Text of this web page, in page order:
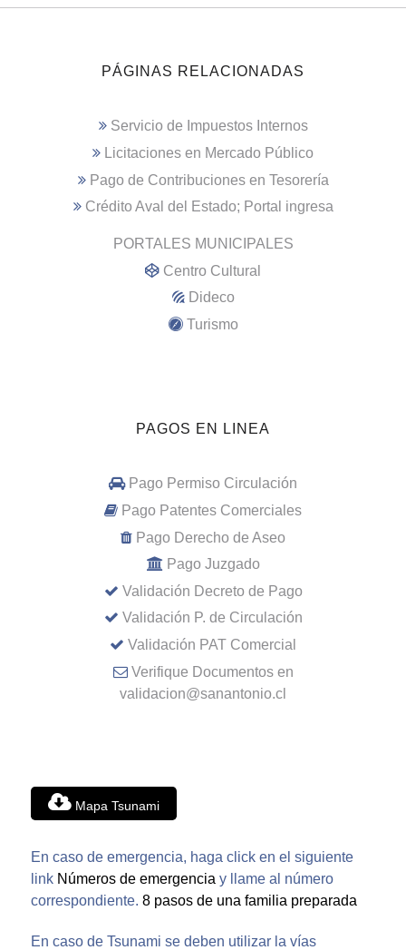
PÁGINAS RELACIONADAS
Servicio de Impuestos Internos
Licitaciones en Mercado Público
Pago de Contribuciones en Tesorería
Crédito Aval del Estado; Portal ingresa
PORTALES MUNICIPALES
Centro Cultural
Dideco
Turismo
PAGOS EN LINEA
Pago Permiso Circulación
Pago Patentes Comerciales
Pago Derecho de Aseo
Pago Juzgado
Validación Decreto de Pago
Validación P. de Circulación
Validación PAT Comercial
Verifique Documentos en
validacion@sanantonio.cl
Mapa Tsunami
En caso de emergencia, haga click en el siguiente
link Números de emergencia y llame al número
correspondiente. 8 pasos de una familia preparada
En caso de Tsunami se deben utilizar la vías